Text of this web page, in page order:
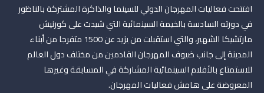
افتتحت فعاليات المهرجان الدولي للسينما والذاكرة المشتركة بالناظور
في دورته السادسة بالخيمة السينمائية التي شيدت على كورنيش
مارتشيكا الشهير، والتي استقبلت من يزيد عن 1500 متفرجا من أبناء
المدينة إلى جانب ضيوف المهرجان القادمين من مختلف دول العالم
للاستمتاع بالأفلام السينمائية المشاركة في المسابقة وغيرها
المعروضة على هامش فعاليات المهرجان.